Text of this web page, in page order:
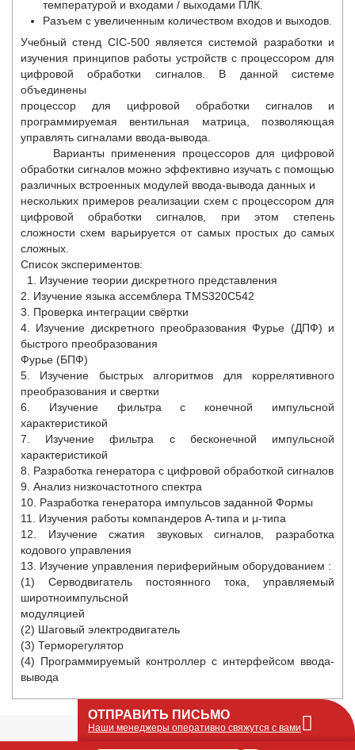
температурой и входами / выходами ПЛК.
Разъем с увеличенным количеством входов и выходов.
Учебный стенд CIC-500 является системой разработки и
изучения принципов работы устройств с процессором для
цифровой обработки сигналов. В данной системе
объединены
процессор для цифровой обработки сигналов и
программируемая вентильная матрица, позволяющая
управлять сигналами ввода-вывода.
Варианты применения процессоров для цифровой
обработки сигналов можно эффективно изучать с помощью
различных встроенных модулей ввода-вывода данных и
нескольких примеров реализации схем с процессором для
цифровой обработки сигналов, при этом степень
сложности схем варьируется от самых простых до самых
сложных.
Список экспериментов:
1. Изучение теории дискретного представления
2. Изучение языка ассемблера TMS320C542
3. Проверка интеграции свёртки
4. Изучение дискретного преобразования Фурье (ДПФ) и
быстрого преобразования
Фурье (БПФ)
5. Изучение быстрых алгоритмов для коррелятивного
преобразования и свертки
6. Изучение фильтра с конечной импульсной
характеристикой
7. Изучение фильтра с бесконечной импульсной
характеристикой
8. Разработка генератора с цифровой обработкой сигналов
9. Анализ низкочастотного спектра
10. Разработка генератора импульсов заданной Формы
11. Изучения работы компандеров А-типа и μ-типа
12. Изучение сжатия звуковых сигналов, разработка
кодового управления
13. Изучение управления периферийным оборудованием :
(1) Серводвигатель постоянного тока, управляемый
широтноимпульсной
модуляцией
(2) Шаговый электродвигатель
(3) Терморегулятор
(4) Программируемый контроллер с интерфейсом ввода-
вывода
ОТПРАВИТЬ ПИСЬМО
Наши менеджеры оперативно свяжутся с вами